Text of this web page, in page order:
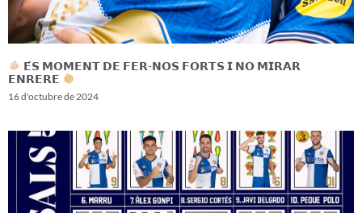
𝗘́𝗦 𝗠𝗢𝗠𝗘𝗡𝗧 𝗗𝗘 𝗙𝗘𝗥-𝗡𝗢𝗦 𝗙𝗢𝗥𝗧𝗦 𝗜 𝗡𝗢 𝗠𝗜𝗥𝗔𝗥
𝗘𝗡𝗥𝗘𝗥𝗘
16 d'octubre de 2024